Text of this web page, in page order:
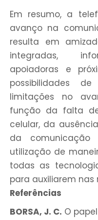
Em resumo, a
avanço na
resulta em
integradas,
apoiadoras e
possibilidades
limitações no
função da falta
celular, da
da
utilização de
todas as
para auxiliarem nas
Referências
BORSA, J. C. O